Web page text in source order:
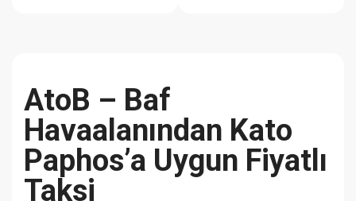
AtoB – Baf
Havaalanından Kato
Paphos’a Uygun Fiyatlı
Taksi